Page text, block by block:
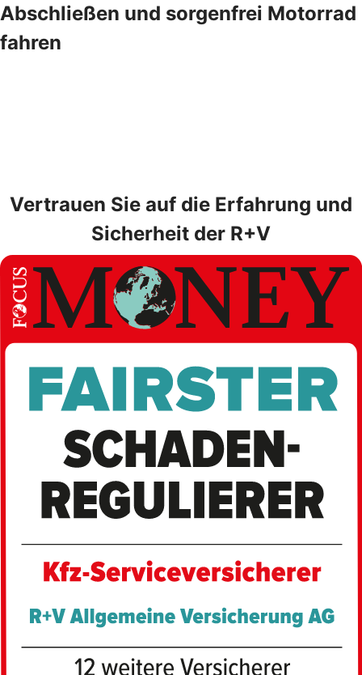
Abschließen und sorgenfrei Motorrad
fahren
Vertrauen Sie auf die Erfahrung und
Sicherheit der R+V